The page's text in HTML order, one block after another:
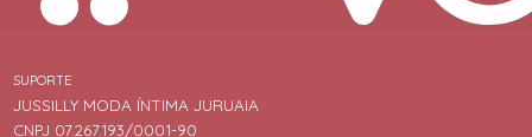
SUPORTE
JUSSILLY MODA ÍNTIMA JURUAIA
CNPJ 07.267.193/0001-90